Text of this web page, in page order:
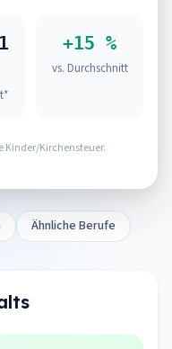
+15 %
vs. Durchschnitt
Kinder/Kirchensteuer.
Ähnliche Berufe